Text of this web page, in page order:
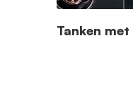
Tanken